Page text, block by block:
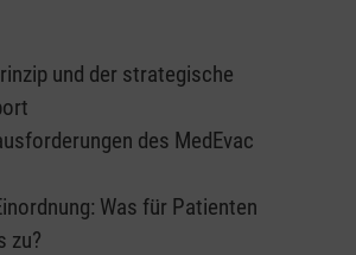
und der strategische
des MedEvac
Was für Patienten
zu?